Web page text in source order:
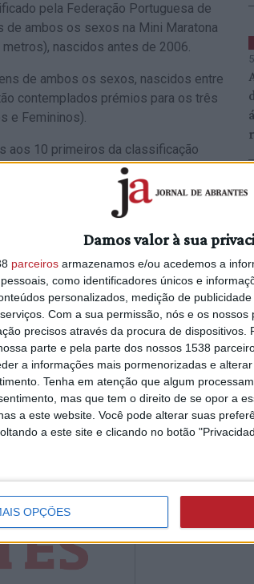
Damos valor à sua
parceiros armazenamos e/ou acedemos a
como identificadores únicos e
personalizados, medição de
Com a sua permissão, nós e os
precisos através da procura de dispositivos.
parte e pela parte dos nossos 1538
a informações mais pormenorizadas e
Tenha em atenção que algum
mas que tem o direito de se opor a
a este website. Você pode alterar suas
a este site e clicando no botão
OPÇÕES
pela Federação Portuguesa de
ambos os sexos na Mini Maratona
nascidos antes de 2006.
de ambos os sexos, nascidos entre
contemplados prémios para os três
e Femininos).
aos 10 primeiros da classificação
em ambos os sexos, bem como
Existirá ainda um troféu para a
primeiros classificados da geral
primeiros classificados por
as três melhores equipas.
ser efetuadas no sítio
o regulamento da prova. Já as
deverão ser realizadas no Estádio
abrantes.pt.